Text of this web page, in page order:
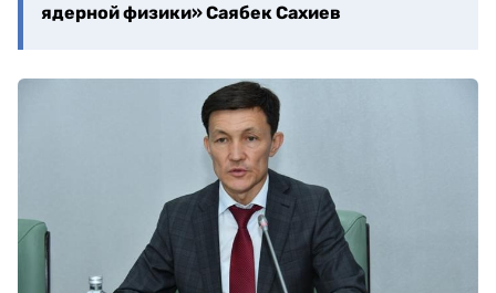
ядерной физики» Саябек Сахиев